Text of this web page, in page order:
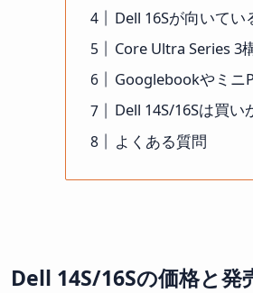
Dell 16Sが向いてい
Core Ultra Series 3
Googlebookやミニ
Dell 14S/16Sは買い
よくある質問
Dell 14S/16Sの価格と発